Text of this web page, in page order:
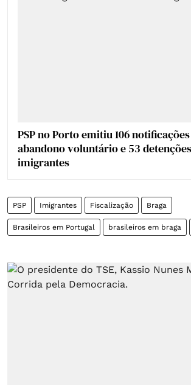
PSP no Porto emitiu 106
abandono voluntário e 53
imigrantes
PSP Imigrantes Fiscalização Braga
Brasileiros em Portugal brasileiros em braga